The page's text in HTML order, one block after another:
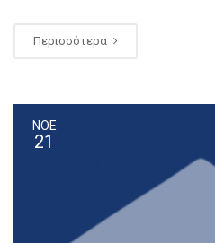
Περισσότερα
ΝΟΕ
21